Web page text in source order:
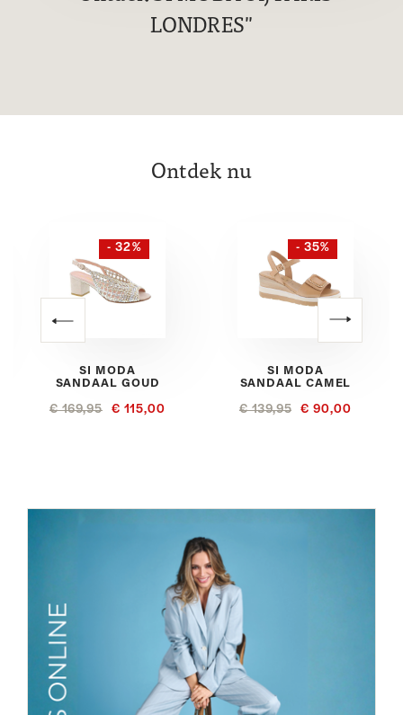
LONDRES
Ontdek nu
- 32%
SI MODA
SANDAAL GOUD
€ 169,95 € 115,00
- 35%
SI MODA
SANDAAL CAMEL
€ 139,95 € 90,00